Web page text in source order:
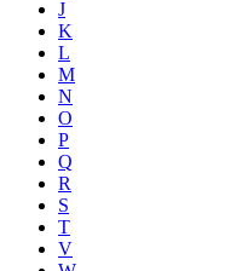
J
K
L
M
N
O
P
Q
R
S
T
V